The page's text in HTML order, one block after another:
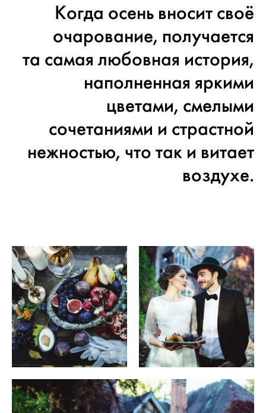
Когда осень вносит своё
очарование, получается
та самая любовная история,
наполненная яркими
цветами, смелыми
сочетаниями и страстной
нежностью, что так и витает
воздухе.